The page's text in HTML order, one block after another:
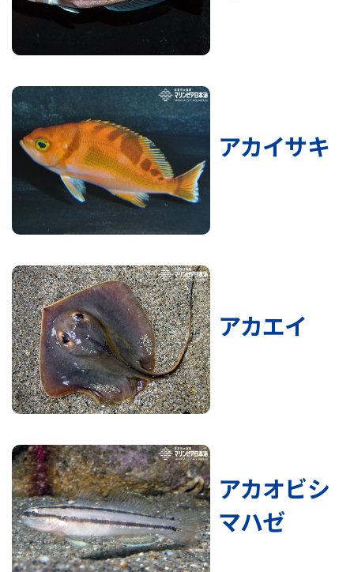
アカイサキ
アカエイ
アカオビシ
マハゼ